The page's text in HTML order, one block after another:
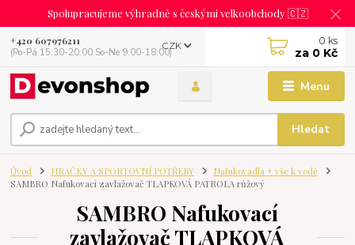
Spolupracujeme výhradně s českými velkoobchody 🇨🇿
Menu
CZK
Hledat
+420 607976211
(Po-Pá 15:30-20:00 So-Ne 9:00-18:00)
0 ks
za 0 Kč
Úvod HRAČKY A SPORTOVNÍ POTŘEBY
Nafukovadla + vše k vodě
SAMBRO Nafukovací zavlažovač TLAPKOVÁ PATROLA růžový
SAMBRO Nafukovací
zavlažovač TLAPKOVÁ